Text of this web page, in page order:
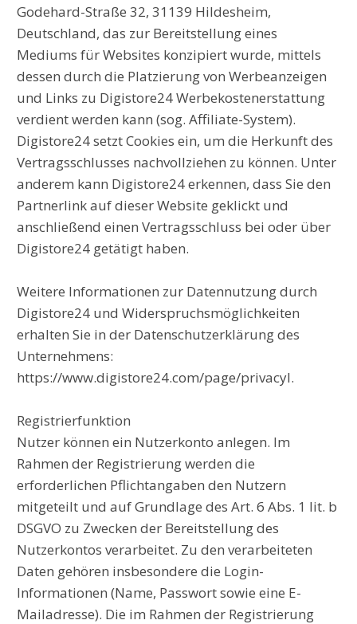
Godehard-Straße 32, 31139 Hildesheim,
Deutschland, das zur Bereitstellung eines
Mediums für Websites konzipiert wurde, mittels
dessen durch die Platzierung von Werbeanzeigen
und Links zu Digistore24 Werbekostenerstattung
verdient werden kann (sog. Affiliate-System).
Digistore24 setzt Cookies ein, um die Herkunft des
Vertragsschlusses nachvollziehen zu können. Unter
anderem kann Digistore24 erkennen, dass Sie den
Partnerlink auf dieser Website geklickt und
anschließend einen Vertragsschluss bei oder über
Digistore24 getätigt haben.
Weitere Informationen zur Datennutzung durch
Digistore24 und Widerspruchsmöglichkeiten
erhalten Sie in der Datenschutzerklärung des
Unternehmens:
https://www.digistore24.com/page/privacyl.
Registrierfunktion
Nutzer können ein Nutzerkonto anlegen. Im
Rahmen der Registrierung werden die
erforderlichen Pflichtangaben den Nutzern
mitgeteilt und auf Grundlage des Art. 6 Abs. 1 lit. b
DSGVO zu Zwecken der Bereitstellung des
Nutzerkontos verarbeitet. Zu den verarbeiteten
Daten gehören insbesondere die Login-
Informationen (Name, Passwort sowie eine E-
Mailadresse). Die im Rahmen der Registrierung